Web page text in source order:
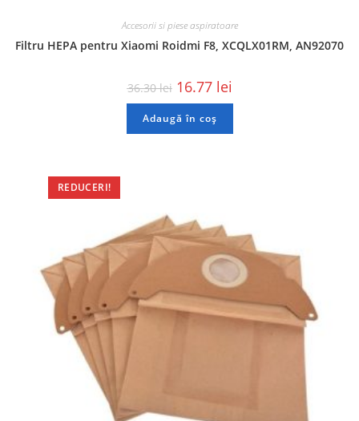
Accesorii si piese aspiratoare
Filtru HEPA pentru Xiaomi Roidmi F8, XCQLX01RM, AN92070
36.30lei 16.77 lei
Adaugă în coș
REDUCERI!